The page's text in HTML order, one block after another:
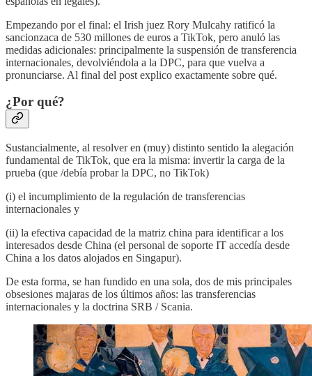
Empezando por el final: el Irish juez Rory Mulcahy ratificó la
sancionzaca de 530 millones de euros a TikTok, pero anuló las
medidas adicionales: principalmente la suspensión de transferencia
internacionales, devolviéndola a la DPC, para que vuelva a
pronunciarse. Al final del post explico exactamente sobre qué.
¿Por qué?
Sustancialmente, al resolver en (muy) distinto sentido la alegación
fundamental de TikTok, que era la misma: invertir la carga de la
prueba (que /debía probar la DPC, no TikTok)
(i) el incumplimiento de la regulación de transferencias
internacionales y
(ii) la efectiva capacidad de la matriz china para identificar a los
interesados desde China (el personal de soporte IT accedía desde
China a los datos alojados en Singapur).
De esta forma, se han fundido en una sola, dos de mis principales
obsesiones majaras de los últimos años: las transferencias
internacionales y la doctrina SRB / Scania.